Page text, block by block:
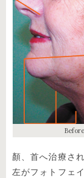
Before
顏、首へ治療さ
左がフォトフェ